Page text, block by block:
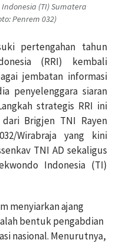
(TI) Sumatera
Penrem 032)
pertengahan tahun
(RRI) kembali
jembatan informasi
penyelenggara siaran
strategis RRI ini
dari Brigjen TNI Rayen
Wirabraja yang kini
TNI AD sekaligus
Indonesia (TI)
menyiarkan ajang
bentuk pengabdian
nasional. Menurutnya,